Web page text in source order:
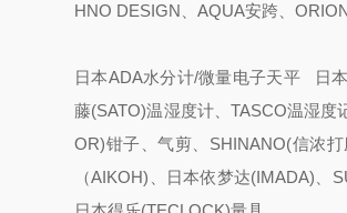
HNO DESIGN、AQUA安跨、
日本ADA水分计/微量电子天平 日
藤(SATO)温湿度计、TASCO温湿
OR)钳子、气剪、SHINANO(信浓
（AIKOH)、日本依梦达(IMADA)、